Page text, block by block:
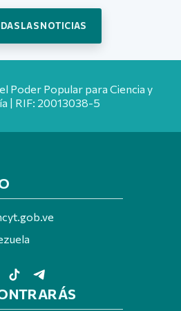
LAS NOTICIAS
Poder Popular para Ciencia y
| RIF: 20013038-5